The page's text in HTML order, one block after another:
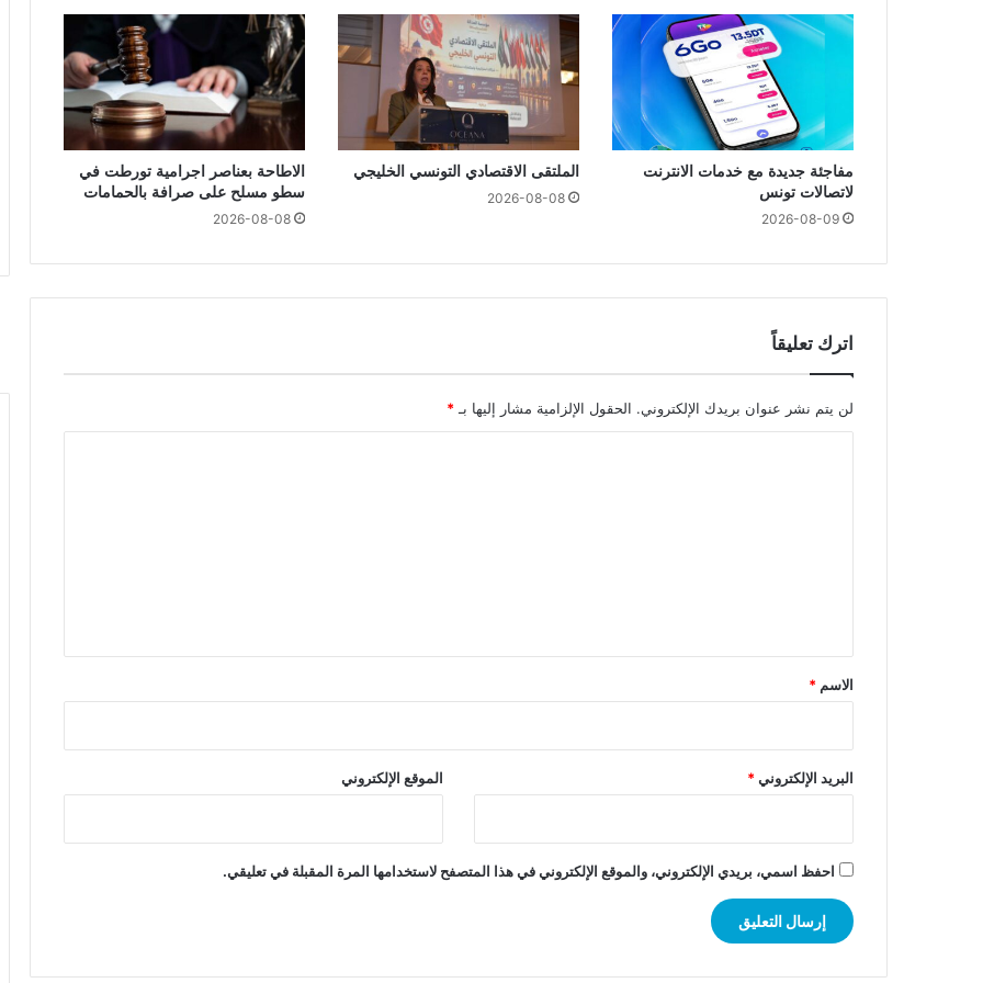
مفاجئة جديدة مع خدمات الانترنت
لاتصالات تونس
2026-08-09
الملتقى الاقتصادي التونسي الخليجي
2026-08-08
الاطاحة بعناصر اجرامية تورطت في
سطو مسلح على صرافة بالحمامات
2026-08-08
اترك تعليقاً
لن يتم نشر عنوان بريدك الإلكتروني. الحقول الإلزامية مشار إليها بـ *
*
الاسم *
البريد الإلكتروني* الموقع الإلكتروني
احفظ اسمي، بريدي الإلكتروني، والموقع الإلكتروني في هذا المتصفح لاستخدامها المرة المقبلة في تعليقي.